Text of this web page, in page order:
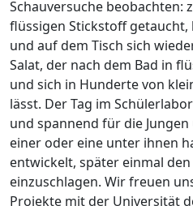
Schauversuche beobachten:
flüssigen Stickstoff
und auf dem Tisch sich
Salat, der nach dem Bad in
und sich in Hunderte von
lässt. Der Tag im
und spannend für die
einer oder eine unter ihnen
entwickelt, später einmal
einzuschlagen. Wir freuen
Projekte mit der Universität